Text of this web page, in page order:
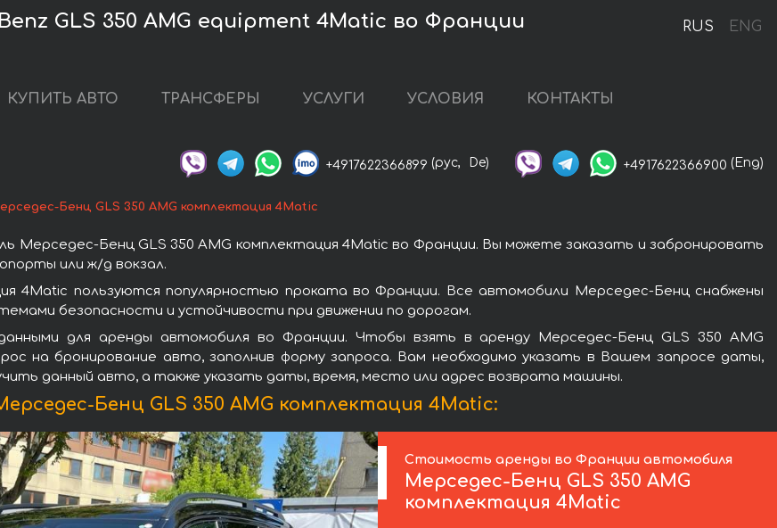
RUS ENG
GLS 350 AMG equipment 4Matic во Франции
КУПИТЬ АВТО ТРАНСФЕРЫ УСЛУГИ УСЛОВИЯ КОНТАКТЫ
+4917622366899 (рус, De) +4917622366900 (Eng)
Бенц GLS 350 AMG комплектация 4Matic
Мерседес-Бенц GLS 350 AMG комплектация 4Matic во Франции. Вы можете заказать и забронировать
или ж/д вокзал.
4Matic пользуются популярностью проката во Франции. Все автомобили Мерседес-Бенц снабжены
безопасности и устойчивости при движении по дорогам.
для аренды автомобиля во Франции. Чтобы взять в аренду Мерседес-Бенц GLS 350 AMG
на бронирование авто, заполнив форму запроса. Вам необходимо указать в Вашем запросе даты,
данный авто, а также указать даты, время, место или адрес возврата машины.
Бенц GLS 350 AMG комплектация 4Matic:
Стоимость аренды во Франции автомобиля
Мерседес-Бенц GLS 350 AMG
комплектация 4Matic